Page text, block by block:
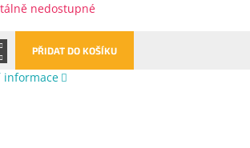
nedostupné
PŘIDAT DO KOŠÍKU
informace